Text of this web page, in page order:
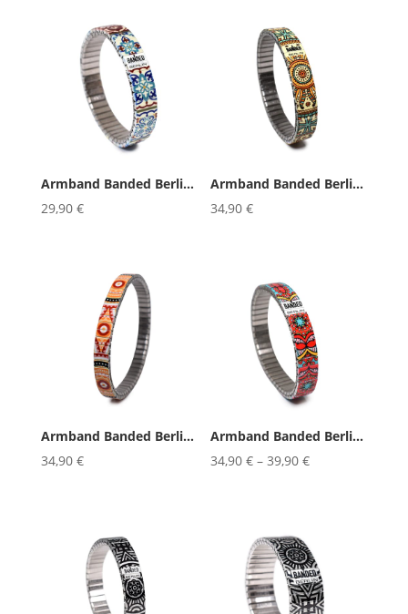
Armband Banded Berlin AZULEJO &#...
29,90 €
Armband Banded Berlin AZULEJO Al...
34,90€
Armband Banded Berlin Caribbean ...
34,90 €
Armband Banded Berlin Fleur d´Af...
34,90€ –39,90€